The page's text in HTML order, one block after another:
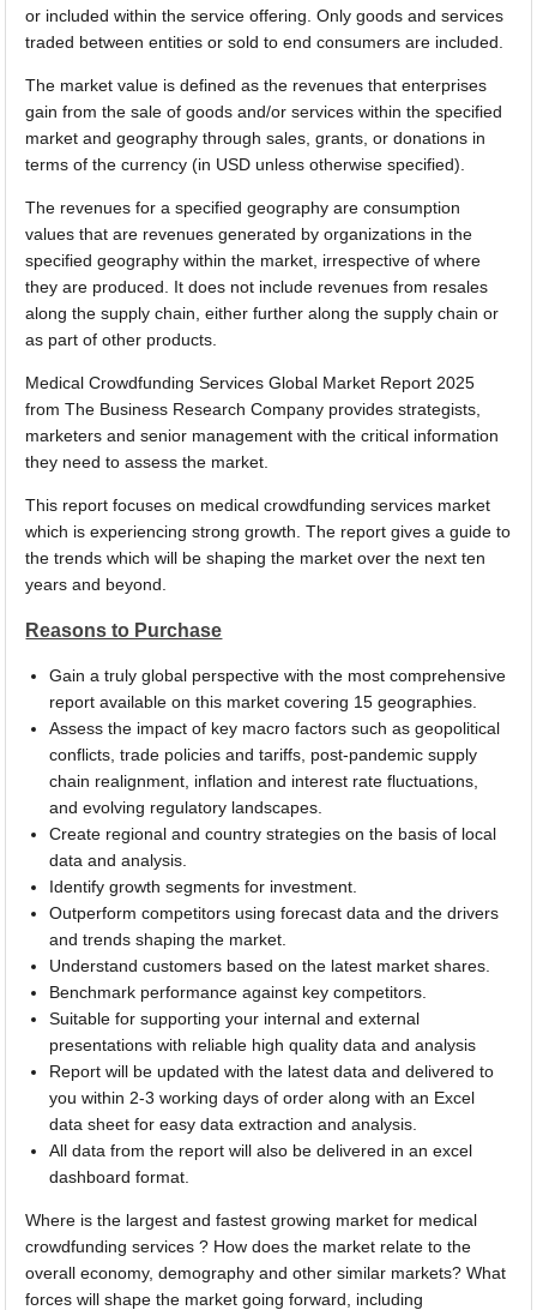
or included within the service offering. Only goods and services
traded between entities or sold to end consumers are included.
The market value is defined as the revenues that enterprises
gain from the sale of goods and/or services within the specified
market and geography through sales, grants, or donations in
terms of the currency (in USD unless otherwise specified).
The revenues for a specified geography are consumption
values that are revenues generated by organizations in the
specified geography within the market, irrespective of where
they are produced. It does not include revenues from resales
along the supply chain, either further along the supply chain or
as part of other products.
Medical Crowdfunding Services Global Market Report 2025
from The Business Research Company provides strategists,
marketers and senior management with the critical information
they need to assess the market.
This report focuses on medical crowdfunding services market
which is experiencing strong growth. The report gives a guide to
the trends which will be shaping the market over the next ten
years and beyond.
Reasons to Purchase
Gain a truly global perspective with the most comprehensive
report available on this market covering 15 geographies.
Assess the impact of key macro factors such as geopolitical
conflicts, trade policies and tariffs, post-pandemic supply
chain realignment, inflation and interest rate fluctuations,
and evolving regulatory landscapes.
Create regional and country strategies on the basis of local
data and analysis.
Identify growth segments for investment.
Outperform competitors using forecast data and the drivers
and trends shaping the market.
Understand customers based on the latest market shares.
Benchmark performance against key competitors.
Suitable for supporting your internal and external
presentations with reliable high quality data and analysis
Report will be updated with the latest data and delivered to
you within 2-3 working days of order along with an Excel
data sheet for easy data extraction and analysis.
All data from the report will also be delivered in an excel
dashboard format.
Where is the largest and fastest growing market for medical
crowdfunding services ? How does the market relate to the
overall economy, demography and other similar markets? What
forces will shape the market going forward, including